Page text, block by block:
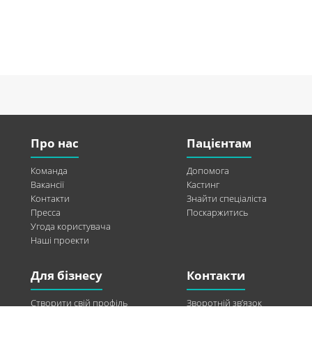
Про нас
Команда
Вакансії
Контакти
Пресса
Угода користувача
Наші проекти
Пацієнтам
Допомога
Кастинг
Знайти спеціаліста
Поскаржитись
Для бізнесу
Створити свій профіль
Контакти
Зворотній зв’язок